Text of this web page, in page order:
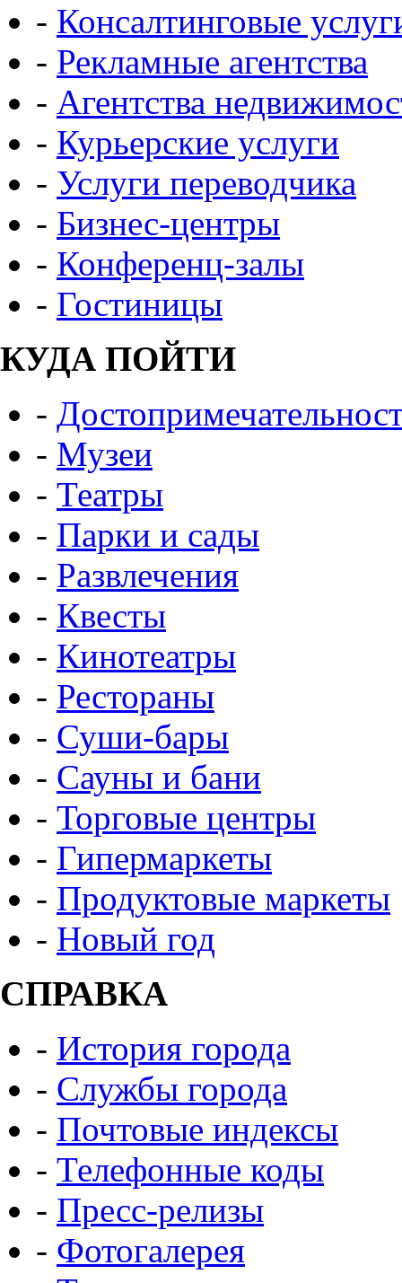
- Консалтинговые
- Рекламные агентства
- Агентства
- Курьерские услуги
- Услуги переводчика
- Бизнес-центры
- Конференц-залы
- Гостиницы
КУДА ПОЙТИ
-
- Музеи
- Театры
- Парки и сады
- Развлечения
- Квесты
- Кинотеатры
- Рестораны
- Суши-бары
- Сауны и бани
- Торговые центры
- Гипермаркеты
- Продуктовые маркеты
- Новый год
СПРАВКА
- История города
- Службы города
- Почтовые индексы
- Телефонные коды
- Пресс-релизы
- Фотогалерея